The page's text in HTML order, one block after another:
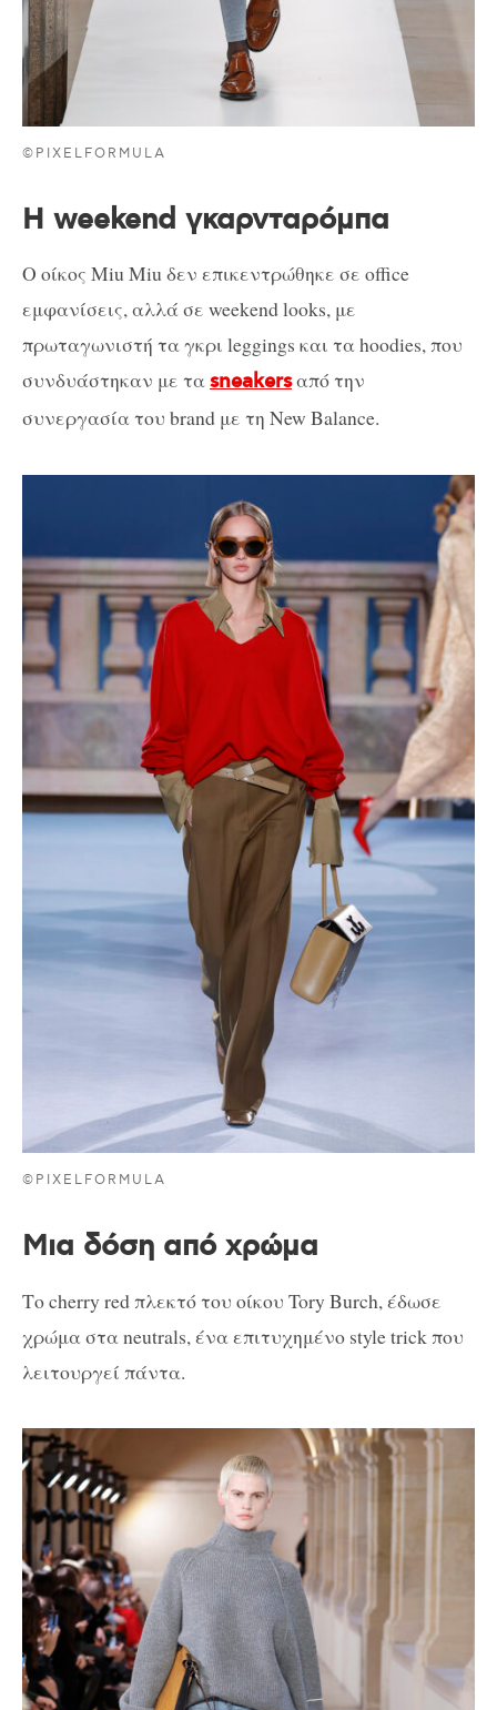
©PIXELFORMULA
H weekend γκαρνταρόμπα
Ο οίκος Miu Miu δεν επικεντρώθηκε σε office
εμφανίσεις, αλλά σε weekend looks, με
πρωταγωνιστή τα γκρι leggings και τα hoodies, που
συνδυάστηκαν με ταsneakersαπό την
συνεργασία του brand με τη New Balance.
©PIXELFORMULA
Μια δόση από χρώμα
Το cherry red πλεκτό του οίκου Tory Burch, έδωσε
χρώμα στα neutrals, ένα επιτυχημένο style trick που
λειτουργεί πάντα.